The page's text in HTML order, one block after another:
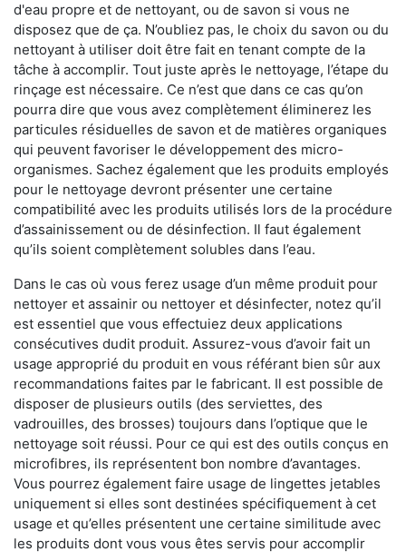
d'eau propre et de nettoyant, ou de savon si vous ne
disposez que de ça. N’oubliez pas, le choix du savon ou du
nettoyant à utiliser doit être fait en tenant compte de la
tâche à accomplir. Tout juste après le nettoyage, l’étape du
rinçage est nécessaire. Ce n’est que dans ce cas qu’on
pourra dire que vous avez complètement éliminerez les
particules résiduelles de savon et de matières organiques
qui peuvent favoriser le développement des micro-
organismes. Sachez également que les produits employés
pour le nettoyage devront présenter une certaine
compatibilité avec les produits utilisés lors de la procédure
d’assainissement ou de désinfection. Il faut également
qu’ils soient complètement solubles dans l’eau.
Dans le cas où vous ferez usage d’un même produit pour
nettoyer et assainir ou nettoyer et désinfecter, notez qu’il
est essentiel que vous effectuiez deux applications
consécutives dudit produit. Assurez-vous d’avoir fait un
usage approprié du produit en vous référant bien sûr aux
recommandations faites par le fabricant. Il est possible de
disposer de plusieurs outils (des serviettes, des
vadrouilles, des brosses) toujours dans l’optique que le
nettoyage soit réussi. Pour ce qui est des outils conçus en
microfibres, ils représentent bon nombre d’avantages.
Vous pourrez également faire usage de lingettes jetables
uniquement si elles sont destinées spécifiquement à cet
usage et qu’elles présentent une certaine similitude avec
les produits dont vous vous êtes servis pour accomplir